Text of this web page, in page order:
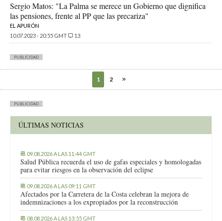
Sergio Matos: "La Palma se merece un Gobierno que dignifica
las pensiones, frente al PP que las precariza"
EL APURÓN
10.07.2023 - 20:55 GMT
13
PUBLICIDAD
1 2
PUBLICIDAD
ÚLTIMAS NOTICIAS
09.08.2026 A LAS 11:44 GMT
Salud Pública recuerda el uso de gafas especiales y homologadas
para evitar riesgos en la observación del eclipse
09.08.2026 A LAS 09:11 GMT
Afectados por la Carretera de la Costa celebran la mejora de
indemnizaciones a los expropiados por la reconstrucción
08.08.2026 A LAS 13:55 GMT